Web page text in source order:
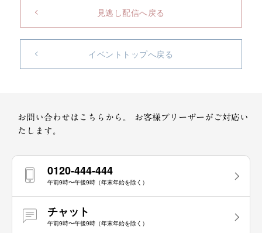
見逃し配信へ戻る
イベントトップへ戻る
お問い合わせはこちらから。
お客様プリーザーがご対応い
たします。
0120-444-444
午前9時〜午後9時（年末年始を除く）
チャット
午前9時〜午後9時（年末年始を除く）